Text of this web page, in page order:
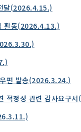
달(2026.4.15.)
활동(2026.4.13.)
편 발송(2026.3.24.)
적정성 관련 감사요구